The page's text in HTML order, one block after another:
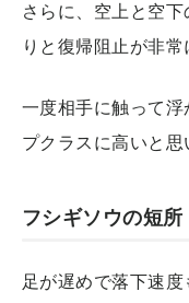
さらに、空上と空
りと復帰阻止が非常
一度相手に触って
プクラスに高いと思
フシギソウの短所
足が遅めで落下速度